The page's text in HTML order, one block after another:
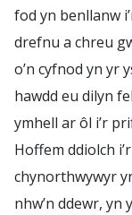
fod yn benllanw
drefnu a chreu
o’n cyfnod yn yr
hawdd eu dilyn
ymhell ar ôl i’r
Hoffem ddiolch
chynorthwywyr
nhw’n ddewr, yn